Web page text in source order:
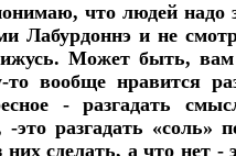
что людей надо
Лабурдоннэ и не
Может быть,
вообще нравится
- разгадать
-это разгадать
них сделать, а что нет